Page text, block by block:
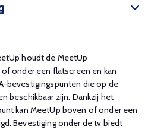
houdt de MeetUp
onder een flatscreen en kan
bevestigingspunten die op de
beschikbaar zijn. Dankzij het
kan MeetUp boven of onder een
Bevestiging onder de tv biedt